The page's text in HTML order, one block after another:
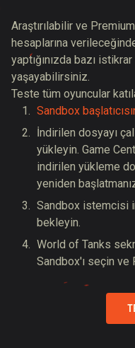
Araştırılabilir ve
hesaplarına
yaptığınızda bazı
yaşayabilirsiniz.
Teste tüm oyuncular
Sandbox
İndirilen dosyayı
yükleyin. Game
indirilen yükleme
yeniden
Sandbox istemcisi
bekleyin.
World of Tanks
Sandbox'ı seçin ve